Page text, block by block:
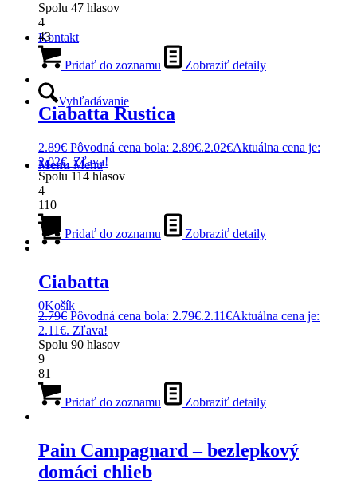
Kontakt
Vyhľadávanie
Menu Menu
0Košík
Spolu 47 hlasov
4
43
Pridať do zoznamu Zobraziť detaily
Ciabatta Rustica
2.89€ Pôvodná cena bola: 2.89€.2.02€Aktuálna cena je:
2.02€. Zľava!
Spolu 114 hlasov
4
110
Pridať do zoznamu Zobraziť detaily
Ciabatta
2.79€ Pôvodná cena bola: 2.79€.2.11€Aktuálna cena je:
2.11€. Zľava!
Spolu 90 hlasov
9
81
Pridať do zoznamu Zobraziť detaily
Pain Campagnard – bezlepkový
domáci chlieb